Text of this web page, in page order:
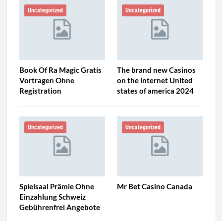
Uncategorized
Book Of Ra Magic Gratis
Vortragen Ohne
Registration
Uncategorized
The brand new Casinos
on the internet United
states of america 2024
Uncategorized
Spielsaal Prämie Ohne
Einzahlung Schweiz
Gebührenfrei Angebote
Uncategorized
Mr Bet Casino Canada